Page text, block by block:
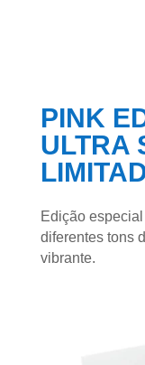
PINK
ULTRA
Edição
diferentes tons
vibrante.